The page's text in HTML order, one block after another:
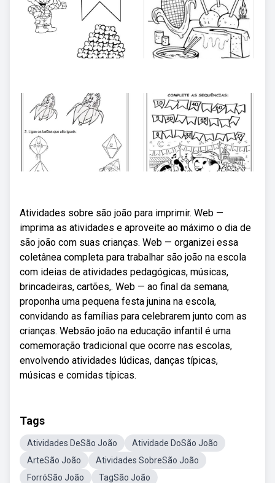
Atividades sobre são joão para imprimir. Web —
imprima as atividades e aproveite ao máximo o dia de
são joão com suas crianças. Web — organizei essa
coletânea completa para trabalhar são joão na escola
com ideias de atividades pedagógicas, músicas,
brincadeiras, cartões,. Web — ao final da semana,
proponha uma pequena festa junina na escola,
convidando as famílias para celebrarem junto com as
crianças. Websão joão na educação infantil é uma
comemoração tradicional que ocorre nas escolas,
envolvendo atividades lúdicas, danças típicas,
músicas e comidas típicas.
Tags
Atividades DeSão João
Atividade DoSão João
ArteSão João
Atividades SobreSão João
ForróSão João
TagSão João